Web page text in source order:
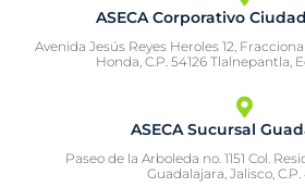
ASECA Corporativo
Avenida Jesús Reyes Heroles 12,
Honda, C.P. 54126 Tlalnepantla,
ASECA Sucursal
Paseo de la Arboleda no. 1151 Col.
Guadalajara, Jalisco, C.P.